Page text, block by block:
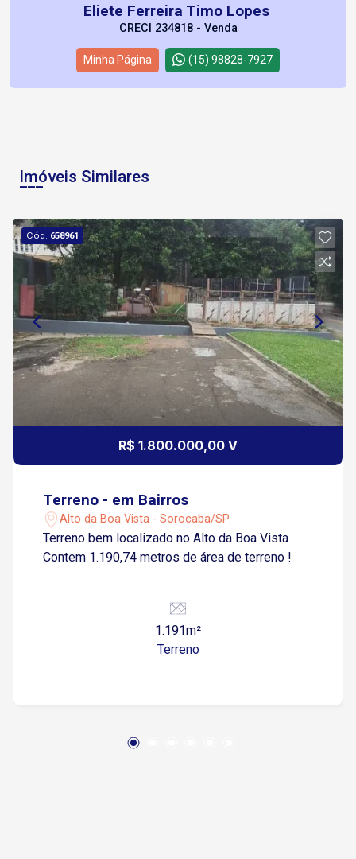
Eliete Ferreira Timo Lopes
CRECI 234818 - Venda
Minha Página (15) 98828-7927
Imóveis Similares
Cód. 658961
R$ 1.800.000,00 V
Terreno - em Bairros
Alto da Boa Vista - Sorocaba/SP
Terreno bem localizado no Alto da Boa Vista
Contem 1.190,74 metros de área de terreno !
1.191m²
Terreno